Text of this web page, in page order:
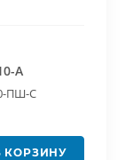
A
ПШ-С
КОРЗИНУ